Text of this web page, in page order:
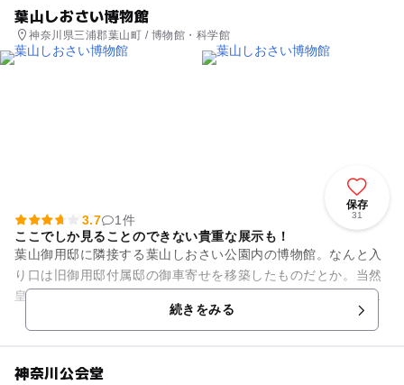
葉山しおさい博物館
神奈川県三浦郡葉山町 / 博物館・科学館
保存
31
3.7
1件
ここでしか見ることのできない貴重な展示も！
葉山御用邸に隣接する葉山しおさい公園内の博物館。なんと入
り口は旧御用邸付属邸の御車寄せを移築したものだとか。当然
皇室ともゆかりが深く館内には昭和天皇の下賜標本が展示され
ているコーナーも。葉山周辺...続きをみる
神奈川公会堂